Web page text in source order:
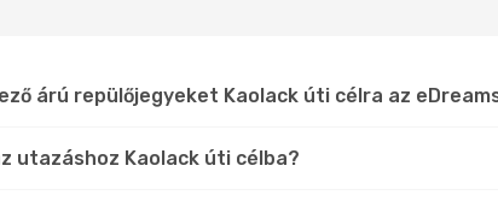
árú repülőjegyeket Kaolack úti célra az
utazáshoz Kaolack úti célba?